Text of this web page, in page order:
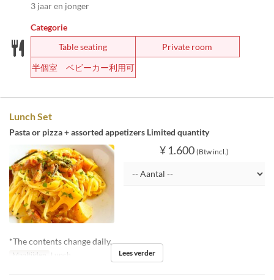
3 jaar en jonger
Categorie
Table seating
Private room
半個室 ベビーカー利用可
Lunch Set
Pasta or pizza + assorted appetizers Limited quantity
¥ 1.600 (Btw incl.)
*The contents change daily.
Maaltijden Lunch Lees verder